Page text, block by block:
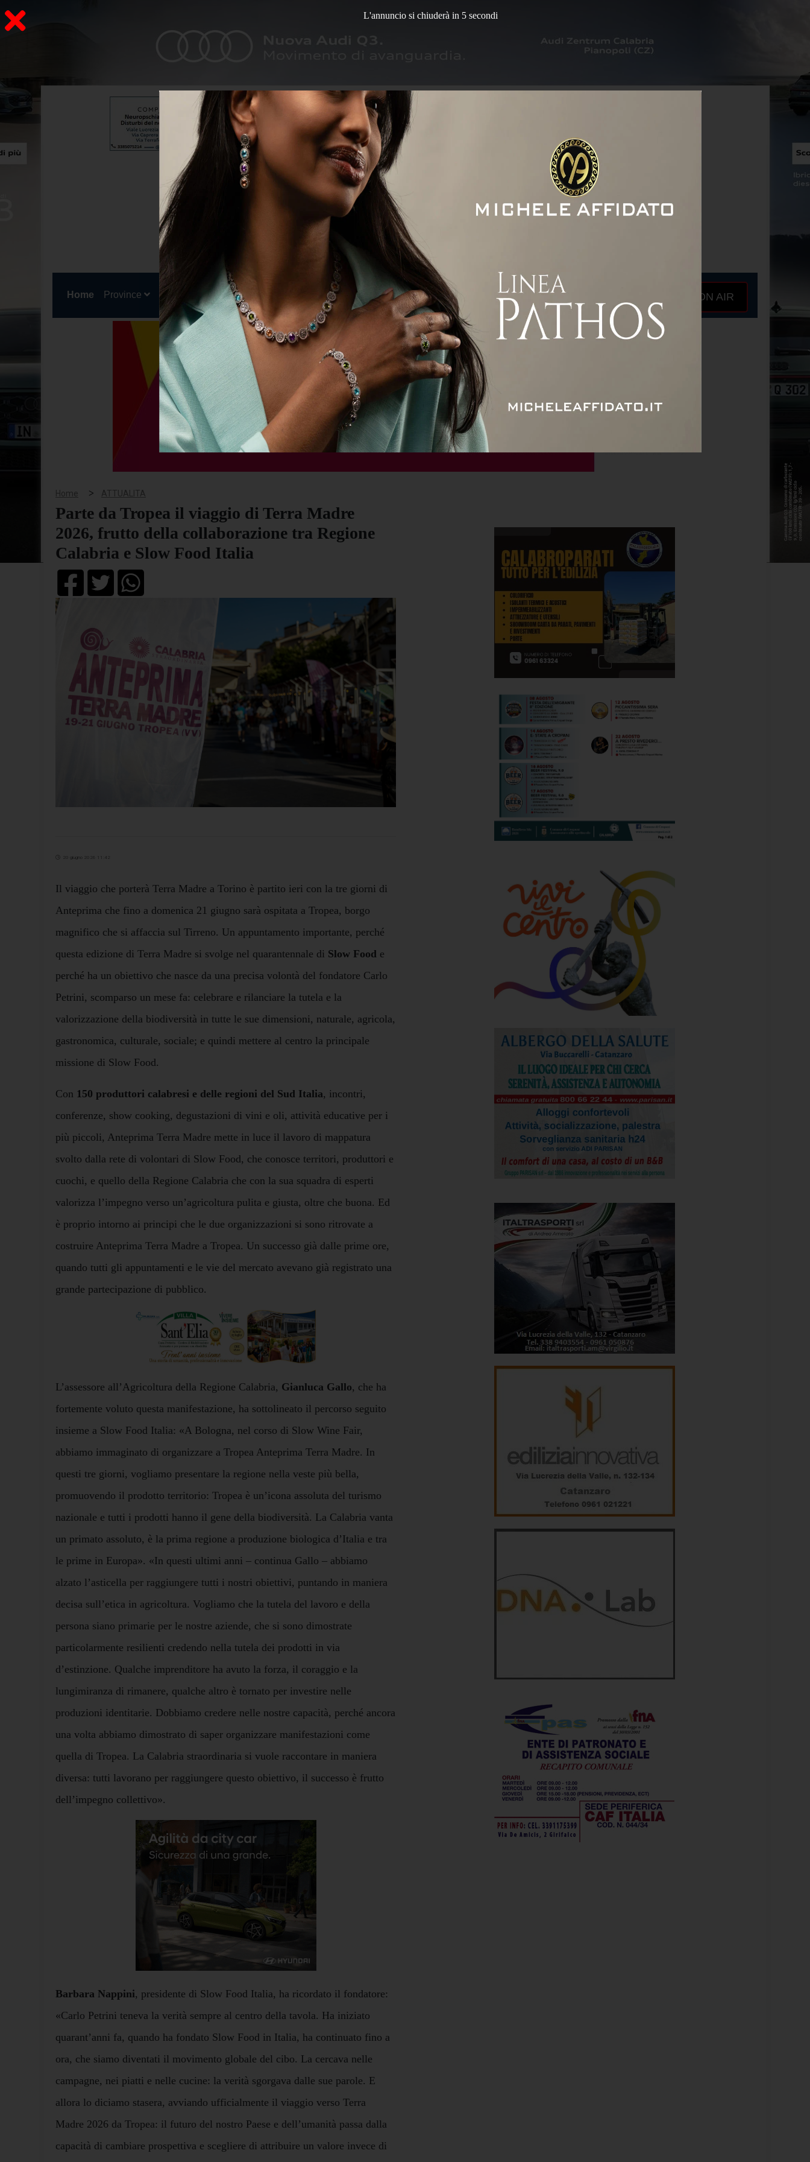
Home (current)
Province Cronaca Politica Attualità Economia Sport Servizi ON AIR
Home > ATTUALITA
Parte da Tropea il viaggio di Terra Madre
2026, frutto della collaborazione tra Regione
Calabria e Slow Food Italia
20 giugno 2026 11:42
Il viaggio che porterà Terra Madre a Torino è partito ieri con la tre giorni di
Anteprima che fino a domenica 21 giugno sarà ospitata a Tropea, borgo
magnifico che si affaccia sul Tirreno. Un appuntamento importante, perché
questa edizione di Terra Madre si svolge nel quarantennale di Slow Food e
perché ha un obiettivo che nasce da una precisa volontà del fondatore Carlo
Petrini, scomparso un mese fa: celebrare e rilanciare la tutela e la
valorizzazione della biodiversità in tutte le sue dimensioni, naturale, agricola,
gastronomica, culturale, sociale; e quindi mettere al centro la principale
missione di Slow Food.
Con 150 produttori calabresi e delle regioni del Sud Italia, incontri,
conferenze, show cooking, degustazioni di vini e oli, attività educative per i
più piccoli, Anteprima Terra Madre mette in luce il lavoro di mappatura
svolto dalla rete di volontari di Slow Food, che conosce territori, produttori e
cuochi, e quello della Regione Calabria che con la sua squadra di esperti
valorizza l’impegno verso un’agricoltura pulita e giusta, oltre che buona. Ed
è proprio intorno ai principi che le due organizzazioni si sono ritrovate a
costruire Anteprima Terra Madre a Tropea. Un successo già dalle prime ore,
quando tutti gli appuntamenti e le vie del mercato avevano già registrato una
grande partecipazione di pubblico.
L’assessore all’Agricoltura della Regione Calabria, Gianluca Gallo, che ha
fortemente voluto questa manifestazione, ha sottolineato il percorso seguito
insieme a Slow Food Italia: «A Bologna, nel corso di Slow Wine Fair,
abbiamo immaginato di organizzare a Tropea Anteprima Terra Madre. In
questi tre giorni, vogliamo presentare la regione nella veste più bella,
promuovendo il prodotto territorio: Tropea è un’icona assoluta del turismo
nazionale e tutti i prodotti hanno il gene della biodiversità. La Calabria vanta
un primato assoluto, è la prima regione a produzione biologica d’Italia e tra
le prime in Europa». «In questi ultimi anni – continua Gallo – abbiamo
alzato l’asticella per raggiungere tutti i nostri obiettivi, puntando in maniera
decisa sull’etica in agricoltura. Vogliamo che la tutela del lavoro e della
persona siano primarie per le nostre aziende, che si sono dimostrate
particolarmente resilienti credendo nella tutela dei prodotti in via
d’estinzione. Qualche imprenditore ha avuto la forza, il coraggio e la
lungimiranza di rimanere, qualche altro è tornato per investire nelle
produzioni identitarie. Dobbiamo credere nelle nostre capacità, perché ancora
una volta abbiamo dimostrato di saper organizzare manifestazioni come
quella di Tropea. La Calabria straordinaria si vuole raccontare in maniera
diversa: tutti lavorano per raggiungere questo obiettivo, il successo è frutto
dell’impegno collettivo».
Barbara Nappini, presidente di Slow Food Italia, ha ricordato il fondatore:
«Carlo Petrini teneva la verità sempre al centro della tavola. Ha iniziato
quarant’anni fa, quando ha fondato Slow Food in Italia, ha continuato fino a
ora, che siamo diventati il movimento globale del cibo. La cercava nelle
campagne, nei piatti e nelle cucine: la verità sgorgava dalle sue parole. E
allora lo diciamo stasera, avviando ufficialmente il viaggio verso Terra
Madre 2026 da Tropea: il futuro del nostro Paese e dell’umanità passa dalla
capacità di cambiare prospettiva e scegliere di attribuire un valore invece di
L'annuncio si chiuderà in 3 secondi